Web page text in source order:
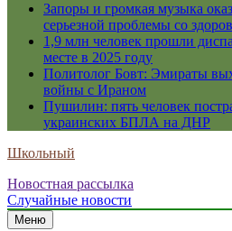
Запоры и громкая музыка
серьезной проблемы со
1,9 млн человек прошли
месте в 2025 году
Политолог Бовт: Эмираты
войны с Ираном
Пушилин: пять человек
украинских БПЛА на ДНР
Школьный
Новостная рассылка
Случайные новости
Меню